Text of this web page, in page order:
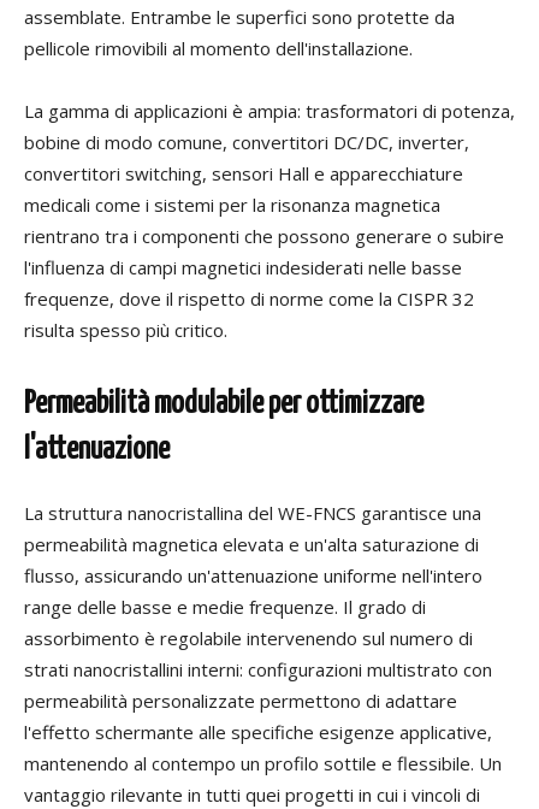
assemblate. Entrambe le superfici sono protette da
pellicole rimovibili al momento dell'installazione.
La gamma di applicazioni è ampia: trasformatori di potenza,
bobine di modo comune, convertitori DC/DC, inverter,
convertitori switching, sensori Hall e apparecchiature
medicali come i sistemi per la risonanza magnetica
rientrano tra i componenti che possono generare o subire
l'influenza di campi magnetici indesiderati nelle basse
frequenze, dove il rispetto di norme come la CISPR 32
risulta spesso più critico.
Permeabilità modulabile per ottimizzare
l'attenuazione
La struttura nanocristallina del WE-FNCS garantisce una
permeabilità magnetica elevata e un'alta saturazione di
flusso, assicurando un'attenuazione uniforme nell'intero
range delle basse e medie frequenze. Il grado di
assorbimento è regolabile intervenendo sul numero di
strati nanocristallini interni: configurazioni multistrato con
permeabilità personalizzate permettono di adattare
l'effetto schermante alle specifiche esigenze applicative,
mantenendo al contempo un profilo sottile e flessibile. Un
vantaggio rilevante in tutti quei progetti in cui i vincoli di